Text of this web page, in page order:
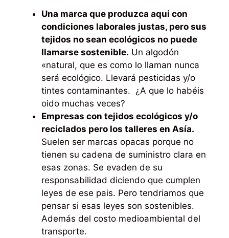
Una marca que produzca aqui con
condiciones laborales justas, pero sus
tejidos no sean ecológicos no puede
llamarse sostenible. Un algodón
«natural, que es como lo llaman nunca
será ecológico. Llevará pesticidas y/o
tintes contaminantes. ¿A que lo habéis
oido muchas veces?
Empresas con tejidos ecológicos y/o
reciclados pero los talleres en Asía.
Suelen ser marcas opacas porque no
tienen su cadena de suministro clara en
esas zonas. Se evaden de su
responsabilidad diciendo que cumplen
leyes de ese pais. Pero tendriamos que
pensar si esas leyes son sostenibles.
Además del costo medioambiental del
transporte.